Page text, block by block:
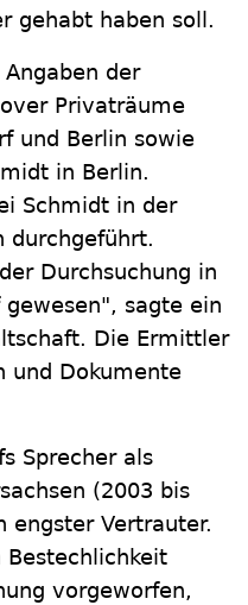
gehabt haben soll.
der
Privaträume
und Berlin sowie
in Berlin.
Schmidt in der
durchgeführt.
Durchsuchung in
sagte ein
Die Ermittler
und Dokumente
Sprecher als
(2003 bis
engster Vertrauter.
vorgeworfen,